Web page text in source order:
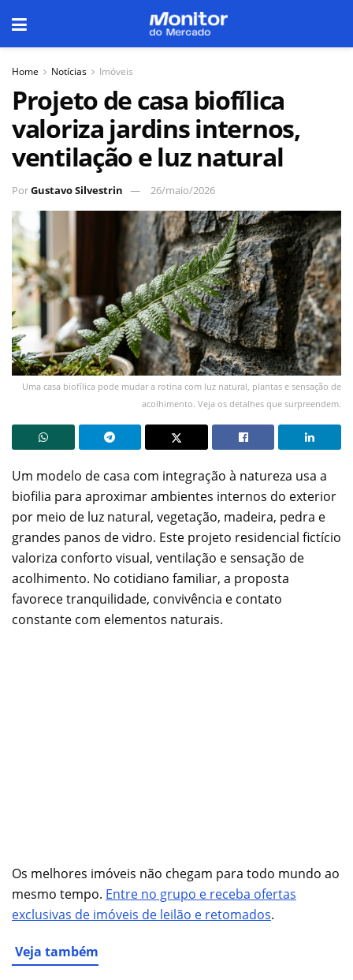
Home Notícias Imóveis
Projeto de casa biofílica
valoriza jardins internos,
ventilação e luz natural
PorGustavo Silvestrin 26/maio/2026
Uma casa biofílica pode mudar a rotina com luz natural, plantas e sensação de
acolhimento. Veja os detalhes que surpreendem.
Um modelo de casa com integração à natureza usa a
biofilia para aproximar ambientes internos do exterior
por meio de luz natural, vegetação, madeira, pedra e
grandes panos de vidro. Este projeto residencial fictício
valoriza conforto visual, ventilação e sensação de
acolhimento. No cotidiano familiar, a proposta
favorece tranquilidade, convivência e contato
constante com elementos naturais.
Os melhores imóveis não chegam para todo mundo ao
mesmo tempo. Entre no grupo e receba ofertas
exclusivas de imóveis de leilão e retomados.
Veja também